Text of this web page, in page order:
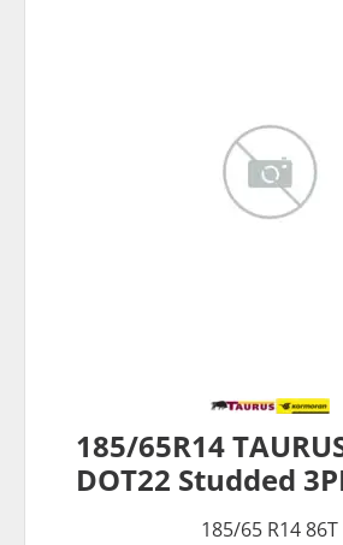
185/65R14
DOT22 Studded
185/65 R14 86T